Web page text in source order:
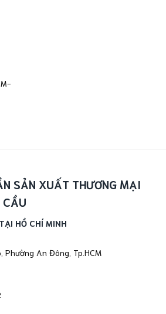
SẢN XUẤT THƯƠNG MẠI
CẦU
HỒ CHÍ MINH
Phường An Đông, Tp.HCM